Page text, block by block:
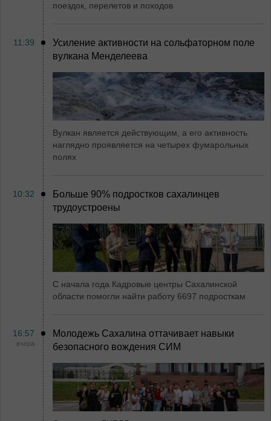
поездок, перелетов и походов
11:39
Усиление активности на сольфаторном поле
вулкана Менделеева
Вулкан является действующим, а его активность
наглядно проявляется на четырех фумарольных
полях
10:32
Больше 90% подростков сахалинцев
трудоустроены
С начала года Кадровые центры Сахалинской
области помогли найти работу 6697 подросткам
16:57
вчера
Молодежь Сахалина оттачивает навыки
безопасного вождения СИМ